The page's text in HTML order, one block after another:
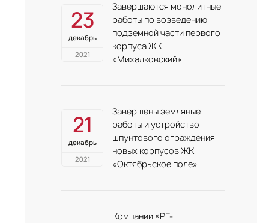
23
декабрь
2021
Завершаются монолитные
работы по возведению
подземной части первого
корпуса ЖК
«Михалковский»
21
декабрь
2021
Завершены земляные
работы и устройство
шпунтового ограждения
новых корпусов ЖК
«Октябрьское поле»
Компании «РГ-